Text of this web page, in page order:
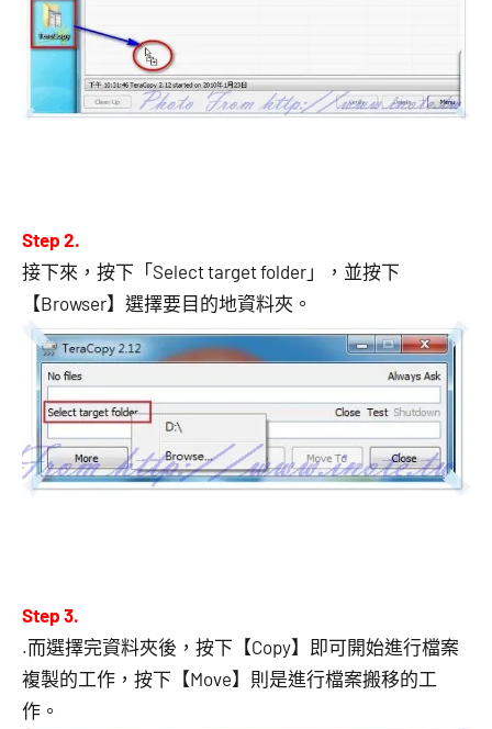
Step 2.
接下來，按下「Select target folder」，並按下
【Browser】選擇要目的地資料夾。
Step 3.
.而選擇完資料夾後，按下【Copy】即可開始進行檔案
複製的工作，按下【Move】則是進行檔案搬移的工
作。